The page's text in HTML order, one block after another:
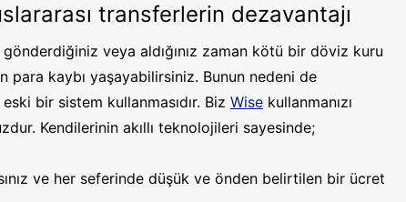
transferlerin dezavantajı
gönderdiğiniz veya aldığınız zaman kötü bir döviz kuru
kaybı yaşayabilirsiniz. Bunun nedeni de
bir sistem kullanmasıdır. Biz Wise kullanmanızı
Kendilerinin akıllı teknolojileri sayesinde;
ve her seferinde düşük ve önden belirtilen bir ücret